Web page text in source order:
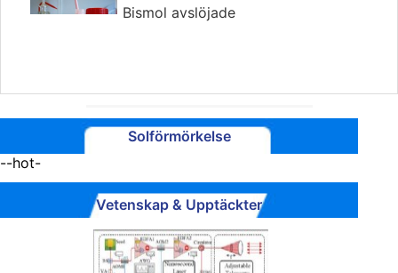
Bismol avslöjade
Solförmörkelse
--hot-
Vetenskap & Upptäckter